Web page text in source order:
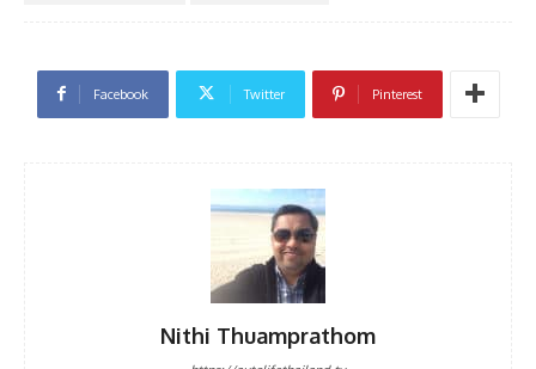
Facebook Twitter Pinterest
Nithi Thuamprathom